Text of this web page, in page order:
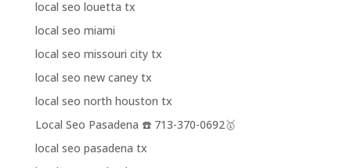
local seo louetta tx
local seo miami
local seo missouri city tx
local seo new caney tx
local seo north houston tx
Local Seo Pasadena ☎️ 713-370-0692🥇
local seo pasadena tx